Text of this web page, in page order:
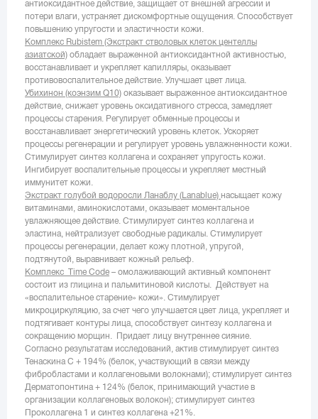
антиоксидантное действие, защищает от внешней агрессии и
потери влаги, устраняет дискомфортные ощущения. Способствует
повышению упругости и эластичности кожи.
Комплекс Rubistem (Экстракт стволовых клеток центеллы
азиатской) обладает выраженной антиоксидантной активностью,
восстанавливает и укрепляет капилляры, оказывает
противовоспалительное действие. Улучшает цвет лица.
Убихинон (коэнзим Q10) оказывает выраженное антиоксидантное
действие, снижает уровень оксидативного стресса, замедляет
процессы старения. Регулирует обменные процессы и
восстанавливает энергетический уровень клеток. Ускоряет
процессы регенерации и регулирует уровень увлажненности кожи.
Стимулирует синтез коллагена и сохраняет упругость кожи.
Ингибирует воспалительные процессы и укрепляет местный
иммунитет кожи.
Экстракт голубой водоросли Ланаблу (Lanablue) насыщает кожу
витаминами, аминокислотами, оказывает моментальное
увлажняющее действие. Стимулирует синтез коллагена и
эластина, нейтрализует свободные радикалы. Стимулирует
процессы регенерации, делает кожу плотной, упругой,
подтянутой, выравнивает кожный рельеф.
Комплекс Time Code – омолаживающий активный компонент
состоит из глицина и пальмитиновой кислоты. Действует на
«воспалительное старение» кожи». Стимулирует
микроциркуляцию, за счет чего улучшается цвет лица, укрепляет и
подтягивает контуры лица, способствует синтезу коллагена и
сокращению морщин. Придает лицу внутреннее сияние.
Согласно результатам исследований, актив стимулирует синтез
Тенаскина С + 194% (белок, участвующий в связи между
фибробластами и коллагеновыми волокнами); стимулирует синтез
Дерматопонтина + 124% (белок, принимающий участие в
организации коллагеновых волокон); стимулирует синтез
Проколлагена 1 и синтез коллагена +21%.